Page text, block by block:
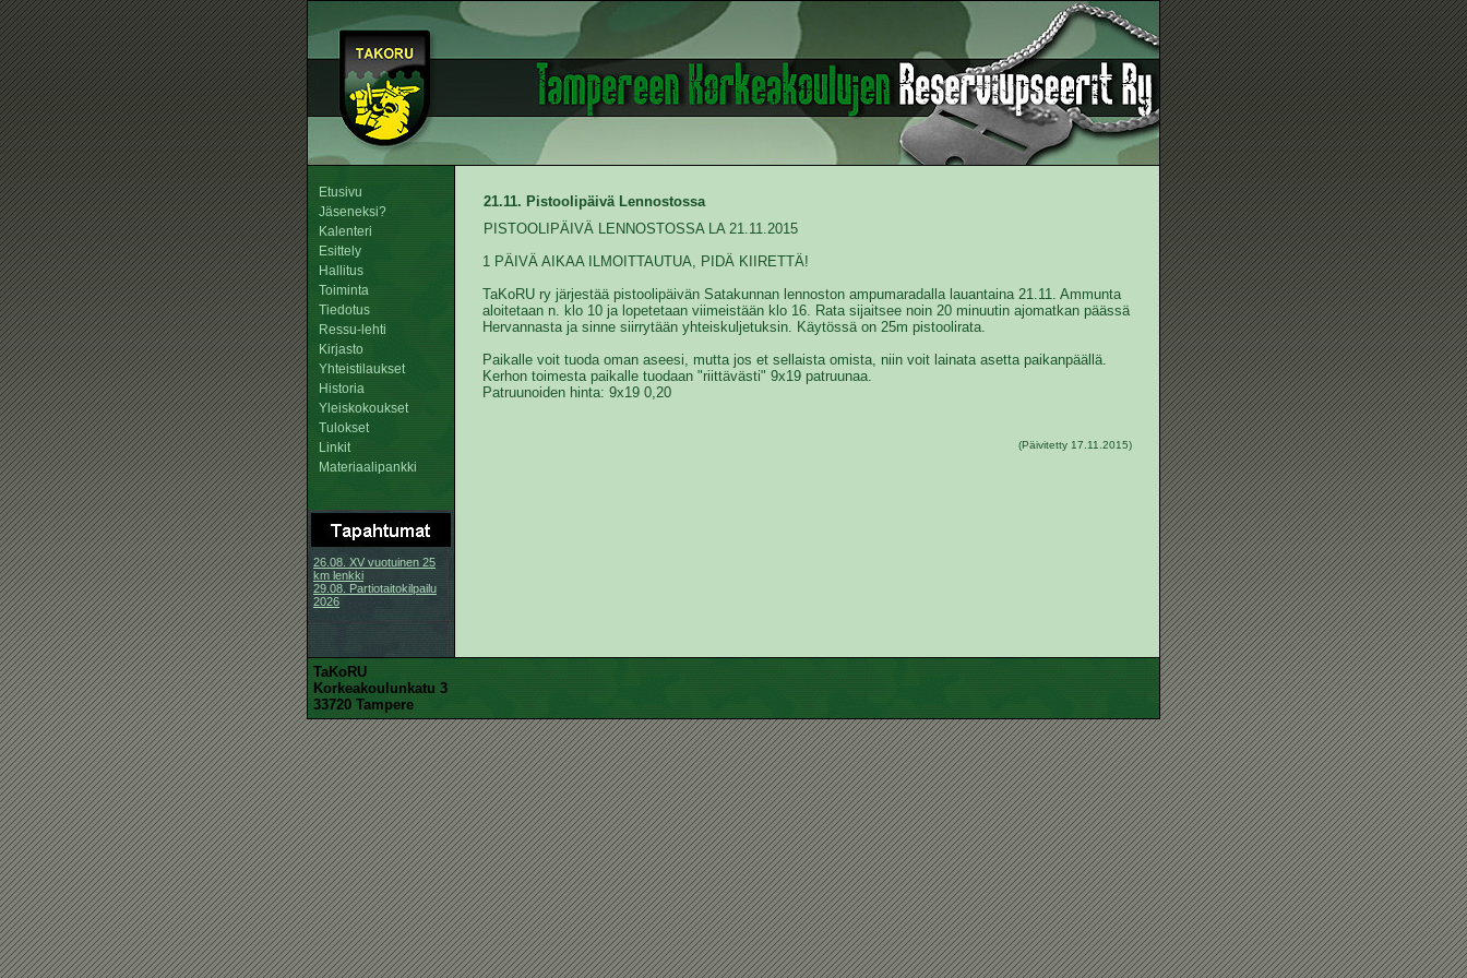
Etusivu
Jäseneksi?
Kalenteri
Esittely
Hallitus
Toiminta
Tiedotus
Ressu-lehti
Kirjasto
Yhteistilaukset
Historia
Yleiskokoukset
Tulokset
Linkit
Materiaalipankki
26.08. XV vuotuinen 25
km lenkki
29.08. Partiotaitokilpailu
2026
21.11. Pistoolipäivä Lennostossa
PISTOOLIPÄIVÄ LENNOSTOSSA LA 21.11.2015
1 PÄIVÄ AIKAA ILMOITTAUTUA, PIDÄ KIIRETTÄ!
TaKoRU ry järjestää pistoolipäivän Satakunnan lennoston ampumaradalla lauantaina 21.11. Ammunta
aloitetaan n. klo 10 ja lopetetaan viimeistään klo 16. Rata sijaitsee noin 20 minuutin ajomatkan päässä
Hervannasta ja sinne siirrytään yhteiskuljetuksin. Käytössä on 25m pistoolirata.
Paikalle voit tuoda oman aseesi, mutta jos et sellaista omista, niin voit lainata asetta paikanpäällä.
Kerhon toimesta paikalle tuodaan "riittävästi" 9x19 patruunaa.
Patruunoiden hinta: 9x19 0,20
(Päivitetty 17.11.2015)
TaKoRU
Korkeakoulunkatu 3
33720 Tampere